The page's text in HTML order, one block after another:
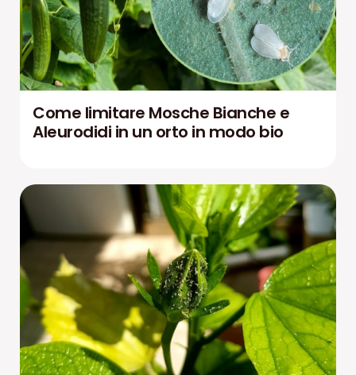
Come limitare Mosche Bianche e
Aleurodidi in un orto in modo bio